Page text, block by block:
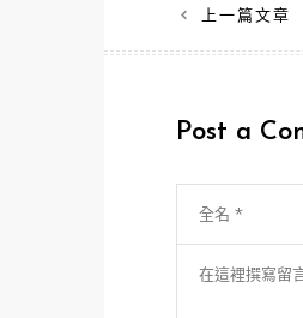
文
章
覽
上一篇文章
Post a